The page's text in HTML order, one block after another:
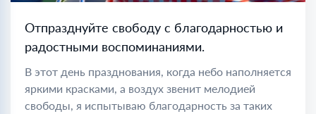
Отпразднуйте свободу с благодарностью и
радостными воспоминаниями.
В этот день празднования, когда небо наполняется
яркими красками, а воздух звенит мелодией
свободы, я испытываю благодарность за таких